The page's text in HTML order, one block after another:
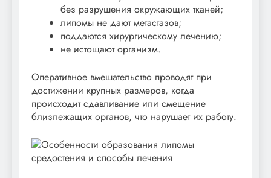
без разрушения окружающих тканей;
липомы не дают метастазов;
поддаются хирургическому лечению;
не истощают организм.
Оперативное вмешательство проводят при
достижении крупных размеров, когда
происходит сдавливание или смещение
близлежащих органов, что нарушает их работу.